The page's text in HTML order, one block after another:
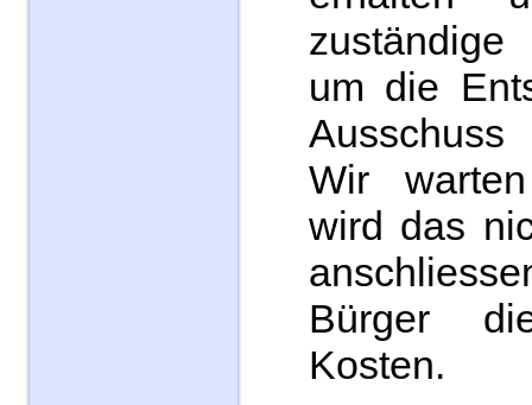
um die
Wir
wird das
Bürger
Kosten.